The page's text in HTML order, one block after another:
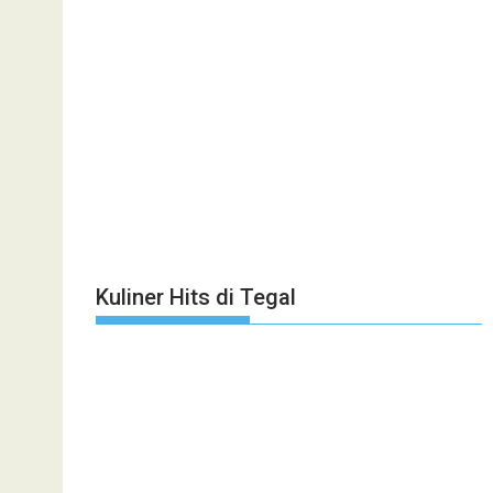
Kuliner Hits di Tegal